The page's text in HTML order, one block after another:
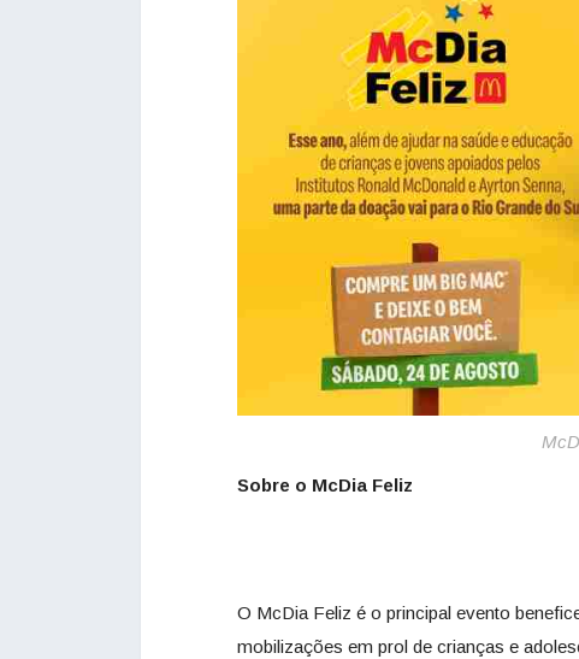
Sobre o McDia Feliz
O McDia Feliz é o principal evento
mobilizações em prol de crianças e